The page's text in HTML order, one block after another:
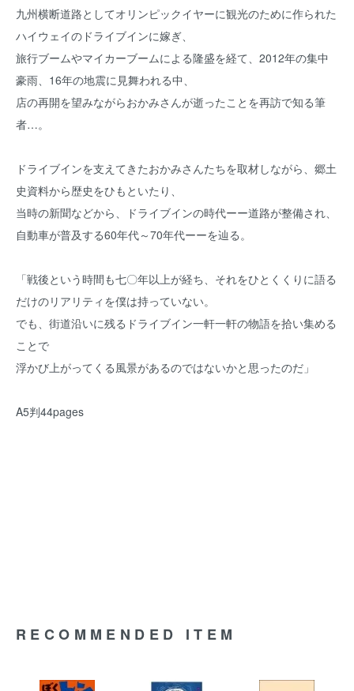
九州横断道路としてオリンピックイヤーに観光のために作られた
ハイウェイのドライブインに嫁ぎ、
旅行ブームやマイカーブームによる隆盛を経て、2012年の集中
豪雨、16年の地震に見舞われる中、
店の再開を望みながらおかみさんが逝ったことを再訪で知る筆
者…。
ドライブインを支えてきたおかみさんたちを取材しながら、郷土
史資料から歴史をひもといたり、
当時の新聞などから、ドライブインの時代ーー道路が整備され、
自動車が普及する60年代～70年代ーーを辿る。
「戦後という時間も七〇年以上が経ち、それをひとくくりに語る
だけのリアリティを僕は持っていない。
でも、街道沿いに残るドライブイン一軒一軒の物語を拾い集める
ことで
浮かび上がってくる風景があるのではないかと思ったのだ」
A5判44pages
RECOMMENDED ITEM